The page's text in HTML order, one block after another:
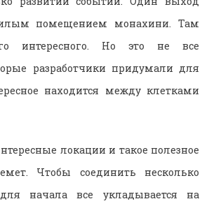
помещением монахини. Там
интересного. Но это не все
разработчики придумали для
находится между клетками
локации и такое полезное
Чтобы соединить несколько
начала все укладывается на